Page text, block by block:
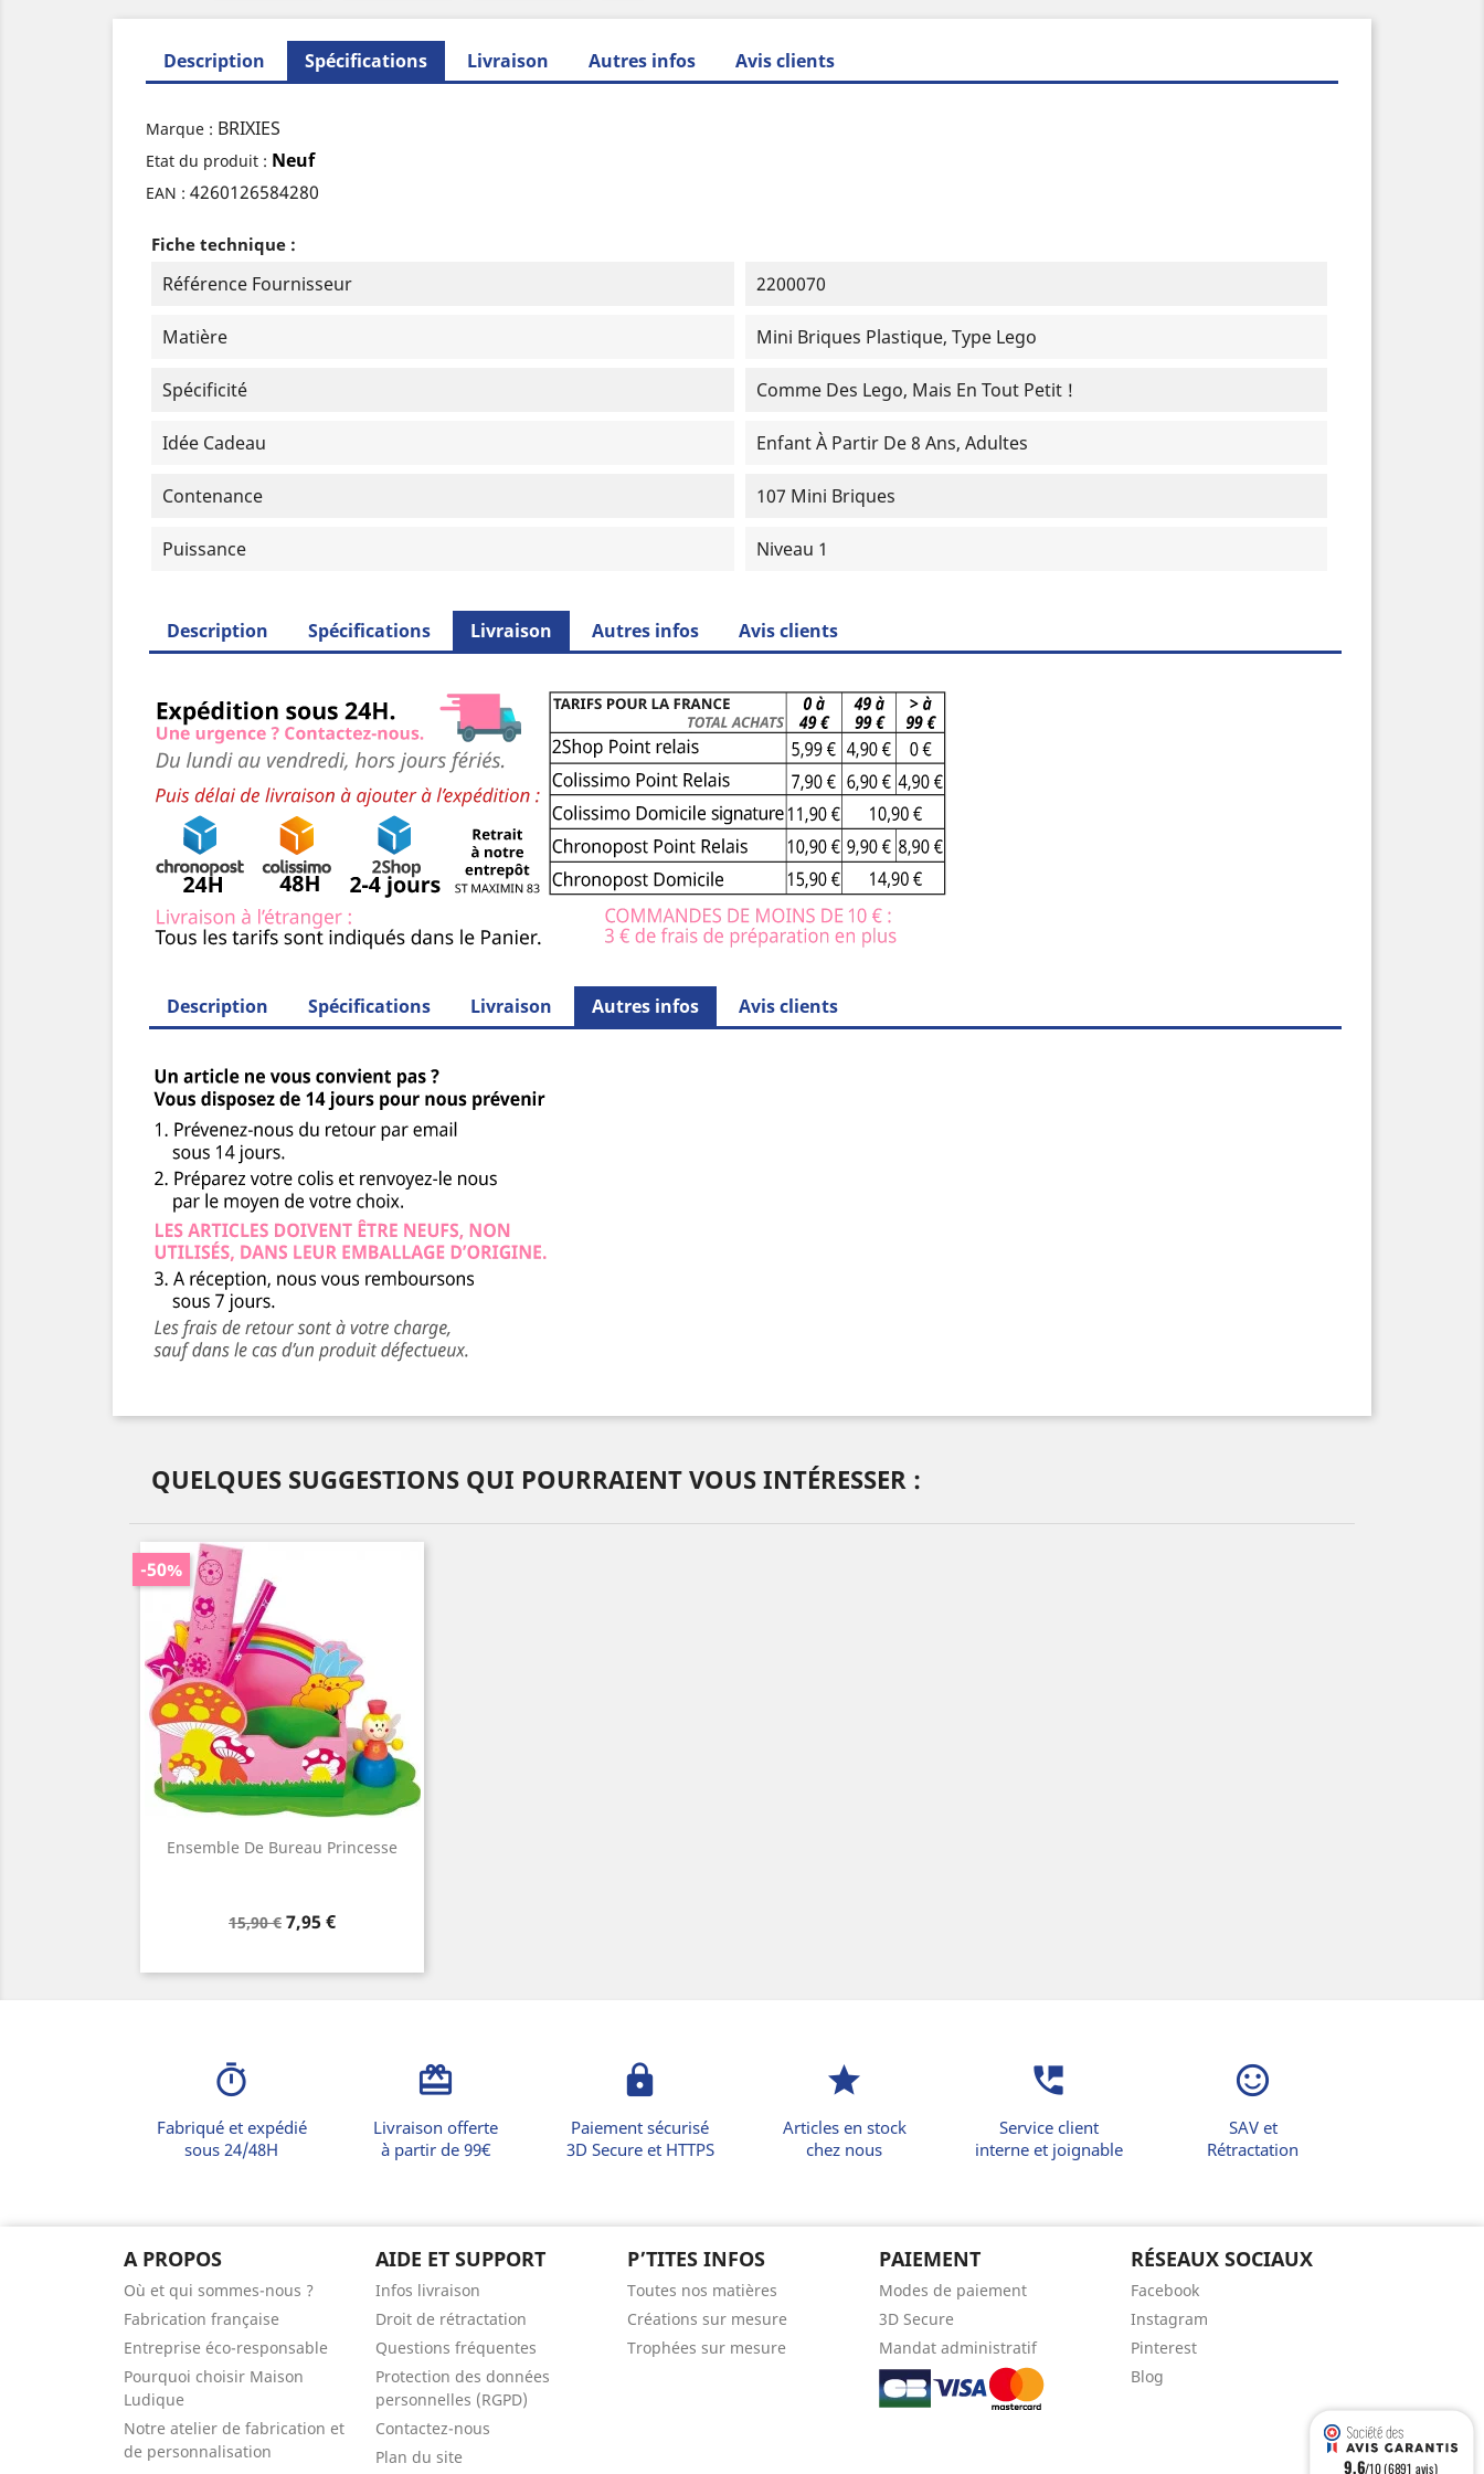
Description Spécifications Livraison Autres infos Avis clients
Marque : BRIXIES
Etat du produit : Neuf
EAN : 4260126584280
Fiche technique :
Référence Fournisseur 2200070
Matière Mini Briques Plastique, Type Lego
Spécificité Comme Des Lego, Mais En Tout Petit !
Idée Cadeau Enfant À Partir De 8 Ans, Adultes
Contenance 107 Mini Briques
Puissance Niveau 1
Description Spécifications Livraison Autres infos Avis clients
Description Spécifications Livraison Autres infos Avis clients
QUELQUES SUGGESTIONS QUI POURRAIENT VOUS INTÉRESSER :
Ensemble De Bureau Princesse
Prix
15,90 €
-50%
Prix
7,95 €
timer
Fabriqué et expédié
sous 24/48H
card_giftcard
Livraison offerte
à partir de 99€
lock
Paiement sécurisé
3D Secure et HTTPS
star
Articles en stock
chez nous
perm_phone_msg
Service client
interne et joignable
sentiment_satisfied_alt
SAV et
Rétractation
A PROPOS
Où et qui sommes-nous ?
Fabrication française
Entreprise éco-responsable
Pourquoi choisir Maison
Ludique
Notre atelier de fabrication et
de personnalisation
AIDE ET SUPPORT
Infos livraison
Droit de rétractation
Questions fréquentes
Protection des données
personnelles (RGPD)
Contactez-nous
Plan du site
P’TITES INFOS
Toutes nos matières
Créations sur mesure
Trophées sur mesure
PAIEMENT
Modes de paiement
3D Secure
Mandat administratif
RÉSEAUX SOCIAUX
Facebook
Instagram
Pinterest
Blog
9.6/10 (6891 avis)